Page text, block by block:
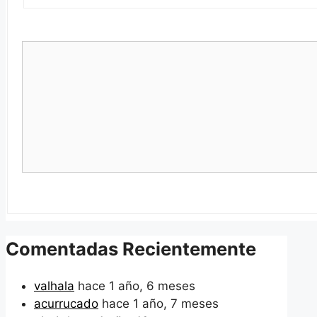
Comentadas Recientemente
valhala hace 1 año, 6 meses
acurrucado hace 1 año, 7 meses